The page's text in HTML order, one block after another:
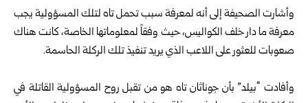
وأشارت الصحيفة إلى أنه لمعرفة سبب تحمل تاه لتلك المسؤولية يجب
معرفة ما دار خلف الكواليس، حيث وفقاً لمعلوماتها الخاصة، كانت هناك
صعوبات للعثور على اللاعب الذي يريد تنفيذ تلك الركلة الحاسمة.
وأفادت “بيلد” بأن جوناثان تاه هو من تقبل روح المسؤولية القاتلة في